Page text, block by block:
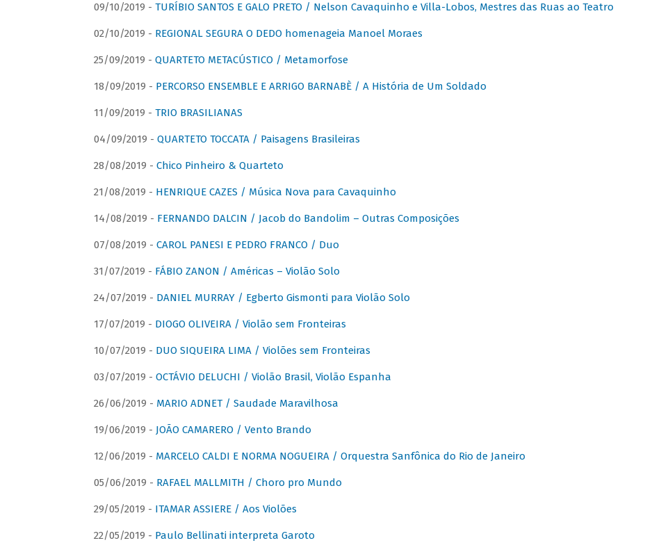
09/10/2019 - TURÍBIO SANTOS E GALO PRETO / Nelson Cavaquinho e Villa-Lobos, Mestres das Ruas ao Teatro
02/10/2019 - REGIONAL SEGURA O DEDO homenageia Manoel Moraes
25/09/2019 - QUARTETO METACÚSTICO / Metamorfose
18/09/2019 - PERCORSO ENSEMBLE E ARRIGO BARNABÈ / A História de Um Soldado
11/09/2019 - TRIO BRASILIANAS
04/09/2019 - QUARTETO TOCCATA / Paisagens Brasileiras
28/08/2019 - Chico Pinheiro & Quarteto
21/08/2019 - HENRIQUE CAZES / Música Nova para Cavaquinho
14/08/2019 - FERNANDO DALCIN / Jacob do Bandolim – Outras Composições
07/08/2019 - CAROL PANESI E PEDRO FRANCO / Duo
31/07/2019 - FÁBIO ZANON / Américas – Violão Solo
24/07/2019 - DANIEL MURRAY / Egberto Gismonti para Violão Solo
17/07/2019 - DIOGO OLIVEIRA / Violão sem Fronteiras
10/07/2019 - DUO SIQUEIRA LIMA / Violões sem Fronteiras
03/07/2019 - OCTÁVIO DELUCHI / Violão Brasil, Violão Espanha
26/06/2019 - MARIO ADNET / Saudade Maravilhosa
19/06/2019 - JOÃO CAMARERO / Vento Brando
12/06/2019 - MARCELO CALDI E NORMA NOGUEIRA / Orquestra Sanfônica do Rio de Janeiro
05/06/2019 - RAFAEL MALLMITH / Choro pro Mundo
29/05/2019 - ITAMAR ASSIERE / Aos Violões
22/05/2019 - Paulo Bellinati interpreta Garoto